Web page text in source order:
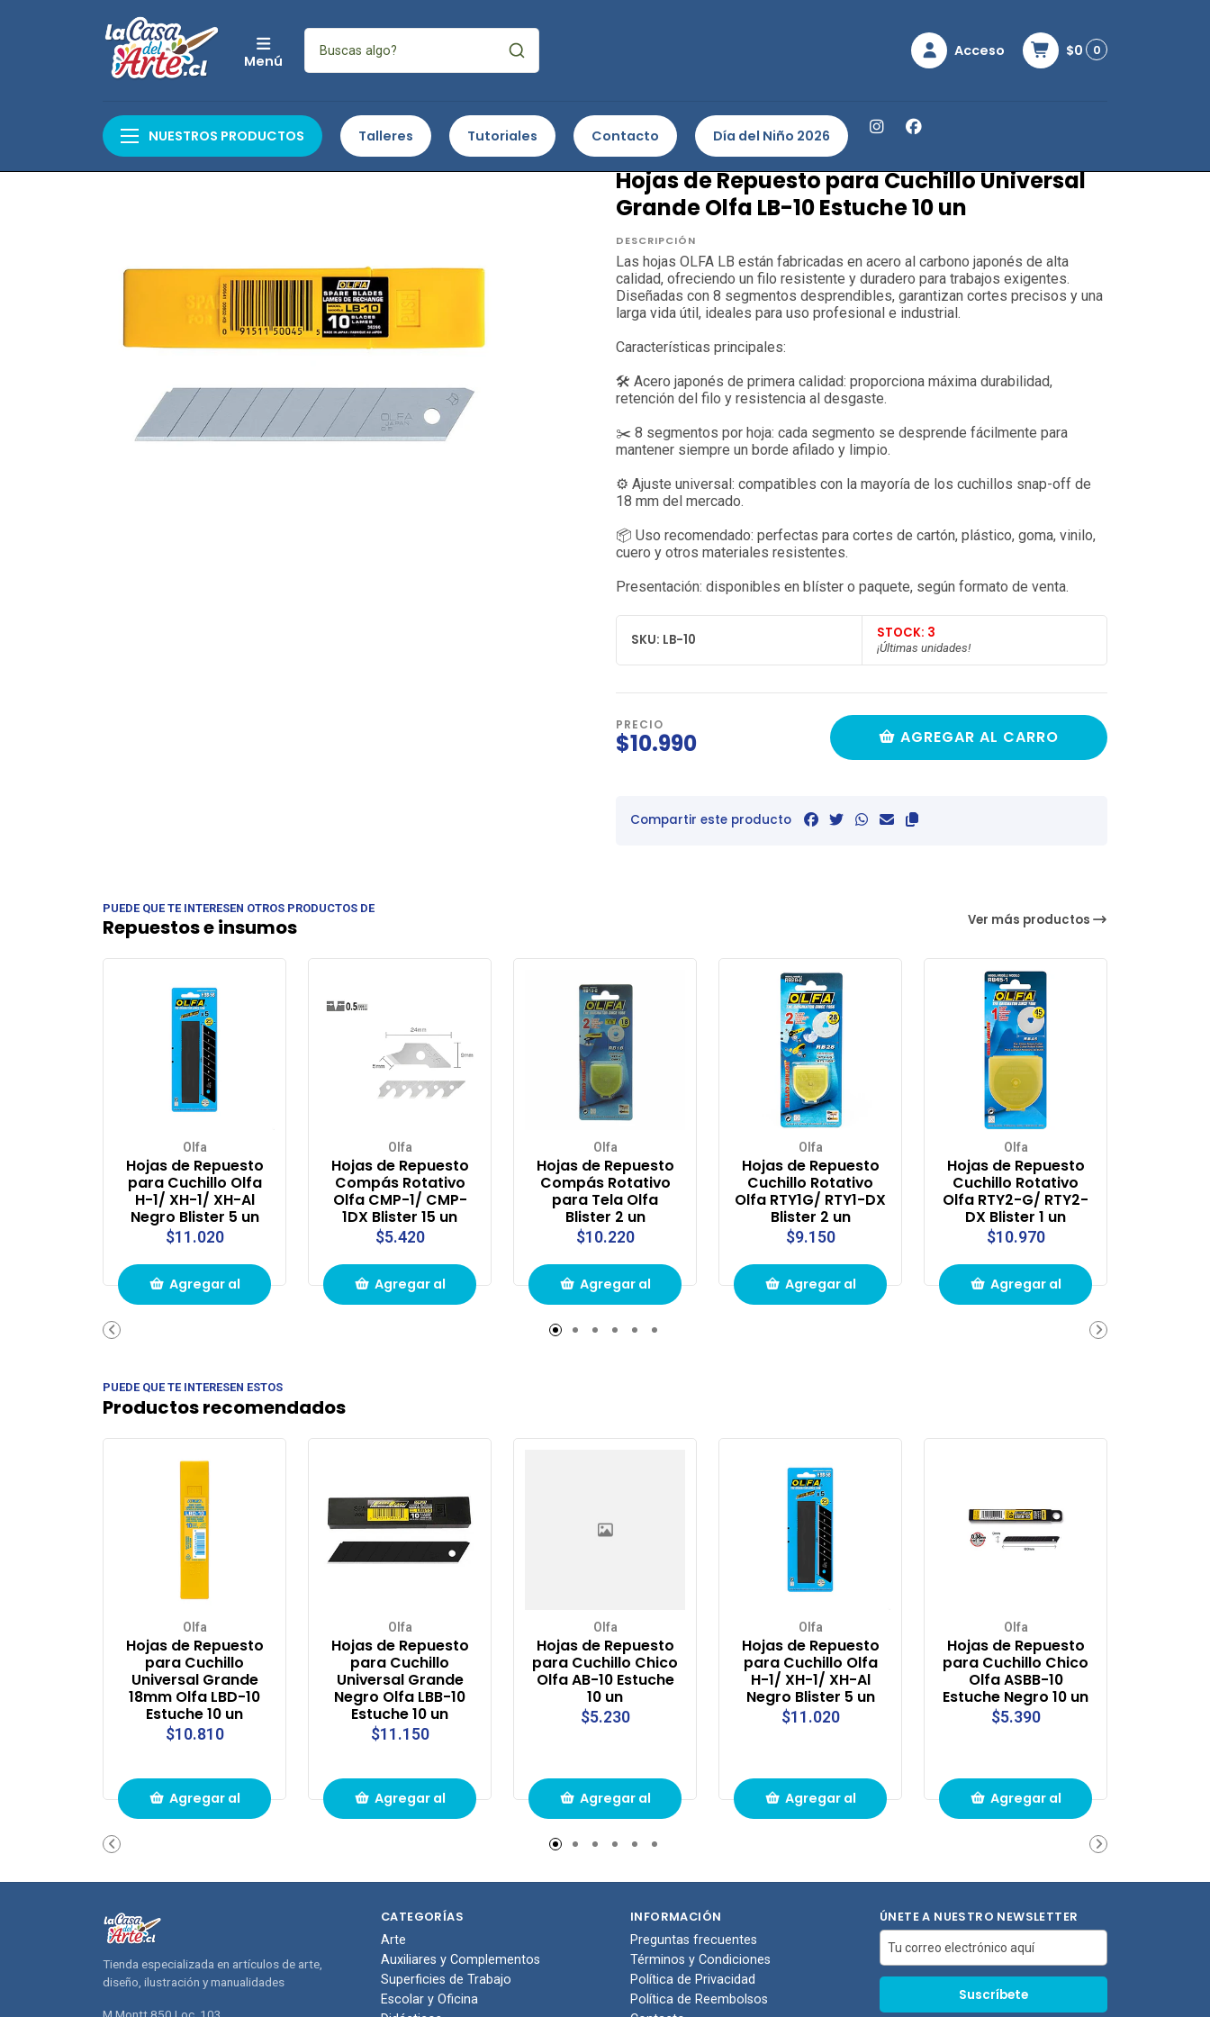
Menú
Acceso $0 0
NUESTROS PRODUCTOS Talleres Tutoriales Contacto Día del Niño 2026
Inicio Auxiliares y Complementos Herramientas de Corte Repuestos e insumos Hojas de Repuesto para Cuchillo Universal Grande Olfa LB-10 Estuche 10 un
OLFA
Hojas de Repuesto para Cuchillo Universal
Grande Olfa LB-10 Estuche 10 un
DESCRIPCIÓN
Las hojas OLFA LB están fabricadas en acero al carbono japonés de alta
calidad, ofreciendo un filo resistente y duradero para trabajos exigentes.
Diseñadas con 8 segmentos desprendibles, garantizan cortes precisos y una
larga vida útil, ideales para uso profesional e industrial.
Características principales:
🛠 Acero japonés de primera calidad: proporciona máxima durabilidad,
retención del filo y resistencia al desgaste.
✂️ 8 segmentos por hoja: cada segmento se desprende fácilmente para
mantener siempre un borde afilado y limpio.
⚙️ Ajuste universal: compatibles con la mayoría de los cuchillos snap-off de
18 mm del mercado.
📦 Uso recomendado: perfectas para cortes de cartón, plástico, goma, vinilo,
cuero y otros materiales resistentes.
Presentación: disponibles en blíster o paquete, según formato de venta.
SKU: LB-10 STOCK: 3
¡Últimas unidades!
PRECIO
$10.990 AGREGAR AL CARRO
Compartir este producto
PUEDE QUE TE INTERESEN OTROS PRODUCTOS DE
Repuestos e insumos Ver más productos
Olfa
Hojas de Repuesto
para Cuchillo Olfa
H-1/ XH-1/ XH-Al
Negro Blister 5 un
$11.020
Agregar al
Olfa
Hojas de Repuesto
Compás Rotativo
Olfa CMP-1/ CMP-
1DX Blister 15 un
$5.420
Agregar al
Olfa
Hojas de Repuesto
Compás Rotativo
para Tela Olfa
Blister 2 un
$10.220
Agregar al
carrito de
Olfa
Hojas de Repuesto
Cuchillo Rotativo
Olfa RTY1G/ RTY1-DX
Blister 2 un
$9.150
Agregar al
Olfa
Hojas de Repuesto
Cuchillo Rotativo
Olfa RTY2-G/ RTY2-
DX Blister 1 un
$10.970
Agregar al
PUEDE QUE TE INTERESEN ESTOS
Productos recomendados
Olfa
Hojas de Repuesto
para Cuchillo
Universal Grande
18mm Olfa LBD-10
Estuche 10 un
$10.810
Agregar al
compras
Olfa
Hojas de Repuesto
para Cuchillo
Universal Grande
Negro Olfa LBB-10
Estuche 10 un
$11.150
Agregar al
compras
Olfa
Hojas de Repuesto
para Cuchillo Chico
Olfa AB-10 Estuche
10 un
$5.230
Agregar al
carrito de
compras
Olfa
Hojas de Repuesto
para Cuchillo Olfa
H-1/ XH-1/ XH-Al
Negro Blister 5 un
$11.020
Agregar al
compras
Olfa
Hojas de Repuesto
para Cuchillo Chico
Olfa ASBB-10
Estuche Negro 10 un
$5.390
Agregar al
compras
Tienda especializada en artículos de arte,
diseño, ilustración y manualidades
CATEGORÍAS
Arte
Auxiliares y Complementos
Superficies de Trabajo
Escolar y Oficina
INFORMACIÓN
Preguntas frecuentes
Términos y Condiciones
Política de Privacidad
Política de Reembolsos
ÚNETE A NUESTRO NEWSLETTER